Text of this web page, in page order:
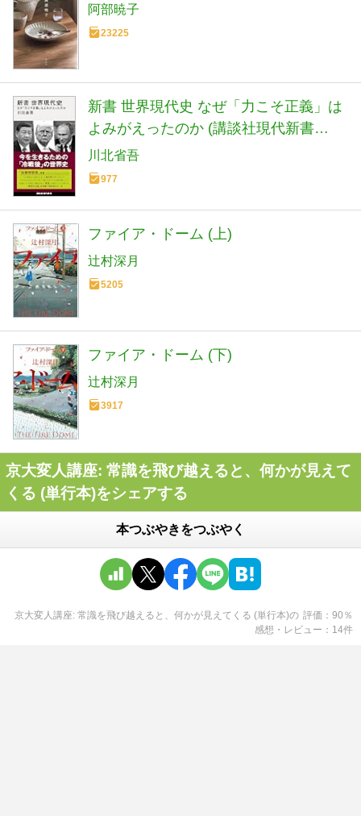
阿部暁子
23225
新書 世界現代史 なぜ「力こそ正義」は
よみがえったのか (講談社現代新書
2798)
川北省吾
977
ファイア・ドーム (上)
辻村深月
5205
ファイア・ドーム (下)
辻村深月
3917
京大変人講座: 常識を飛び越えると、何かが見えて
くる (単行本)をシェアする
本つぶやきをつぶやく
京大変人講座: 常識を飛び越えると、何かが見えてくる (単行本)の 評価 90 ％
感想・レビュー
14件